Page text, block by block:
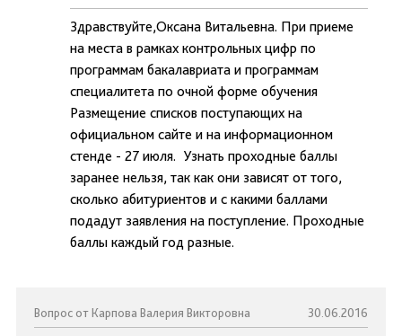
Здравствуйте,Оксана Витальевна. При приеме
на места в рамках контрольных цифр по
программам бакалавриата и программам
специалитета по очной форме обучения
Размещение списков поступающих на
официальном сайте и на информационном
стенде - 27 июля. Узнать проходные баллы
заранее нельзя, так как они зависят от того,
сколько абитуриентов и с какими баллами
подадут заявления на поступление. Проходные
баллы каждый год разные.
Вопрос от Карпова Валерия Викторовна 30.06.2016